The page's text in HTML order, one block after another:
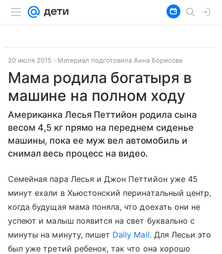
20 июля 2015 Материал подготовила Анна Борисова
Мама родила богатыря в
машине на полном ходу
Американка Лесья Петтийон родила сына
весом 4,5 кг прямо на переднем сиденье
машины, пока ее муж вел автомобиль и
снимал весь процесс на видео.
Семейная пара Лесья и Джон Петтийон уже 45
минут ехали в Хьюстонский перинатальный центр,
когда будущая мама поняла, что доехать они не
успеют и малыш появится на свет буквально с
минуты на минуту, пишет Daily Mail. Для Лесьи это
был уже третий ребенок, так что она хорошо